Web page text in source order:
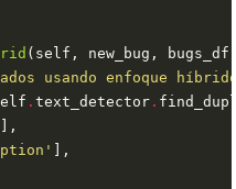
(self, new_bug,
usando enfoque
.text_detector .